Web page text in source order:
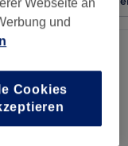
Webseite an
und
Cookies